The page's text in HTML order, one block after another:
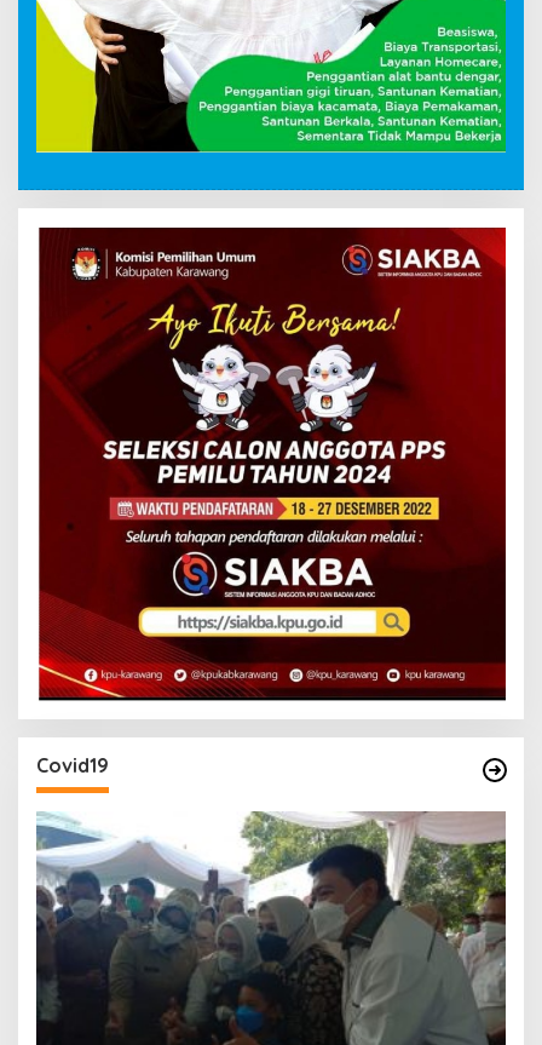
Covid19